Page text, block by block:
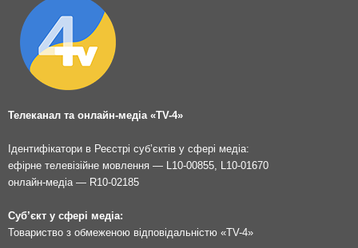
Телеканал та онлайн-медіа «TV-4»
Ідентифікатори в Реєстрі суб’єктів у сфері медіа:
ефірне телевізійне мовлення — L10-00855, L10-01670
онлайн-медіа — R10-02185
Суб’єкт у сфері медіа:
Товариство з обмеженою відповідальністю «TV-4»